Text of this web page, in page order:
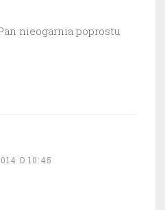
nieogarnia poprostu
O 10:45